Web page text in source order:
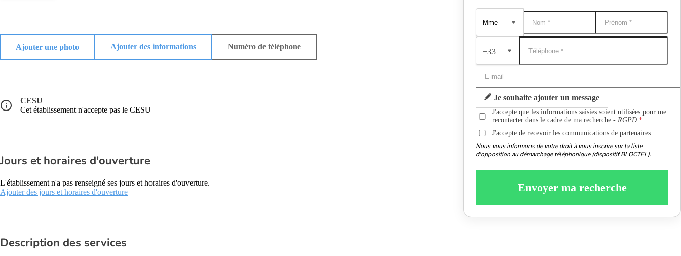
Ajouter des informations Numéro de téléphone
CESU
Cet établissement n'accepte pas le CESU
Jours et horaires d'ouverture
L'établissement n'a pas renseigné ses jours et horaires d'ouverture.
Ajouter des jours et horaires d'ouverture
Description des services
+33
Je souhaite ajouter un message
J'accepte que les informations saisies soient utilisées pour me
recontacter dans le cadre de ma recherche -RGPD
J'accepte de recevoir les communications de partenaires
Nous vous informons de votre droit à vous inscrire sur la liste
d'opposition au démarchage téléphonique (dispositif BLOCTEL).
Envoyer ma recherche